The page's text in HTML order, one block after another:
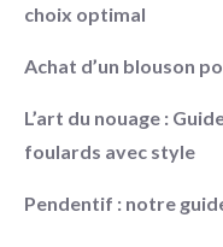
choix optimal
Achat d’un blouson
L’art du nouage :
foulards avec style
Pendentif : notre